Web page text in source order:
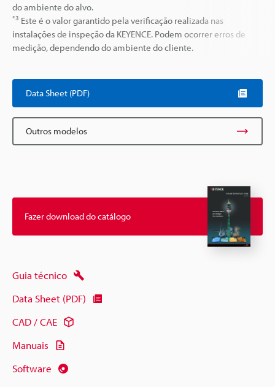
do ambiente do alvo.
*3 Este é o valor garantido pela verificação realizada nas
instalações de inspeção da KEYENCE. Podem ocorrer erros de
medição, dependendo do ambiente do cliente.
Data Sheet (PDF)
Outros modelos
Fazer download do catálogo
Guia técnico
Data Sheet (PDF)
CAD / CAE
Manuais
Software